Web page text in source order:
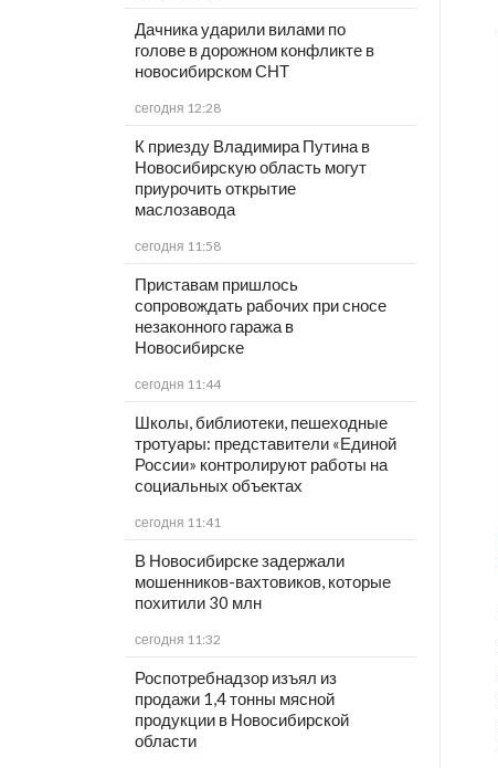
Дачника ударили вилами по
голове в дорожном конфликте в
новосибирском СНТ
сегодня 12:28
К приезду Владимира Путина в
Новосибирскую область могут
приурочить открытие
маслозавода
сегодня 11:58
Приставам пришлось
сопровождать рабочих при сносе
незаконного гаража в
Новосибирске
сегодня 11:44
Школы, библиотеки, пешеходные
тротуары: представители «Единой
России» контролируют работы на
социальных объектах
сегодня 11:41
В Новосибирске задержали
мошенников-вахтовиков, которые
похитили 30 млн
сегодня 11:32
Роспотребнадзор изъял из
продажи 1,4 тонны мясной
продукции в Новосибирской
области